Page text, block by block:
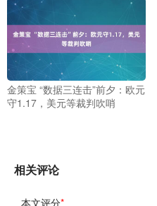
金策宝 “数据三连击”前夕：欧元
守1.17，美元等裁判吹哨
相关评论
本文评分*